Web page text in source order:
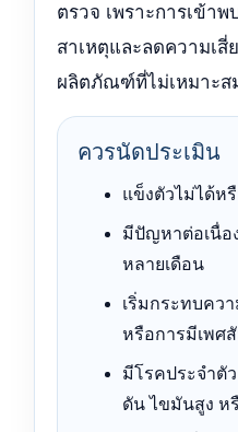
ตรวจ เพราะการเข้า
สาเหตุและลดความเสี่
ผลิตภัณฑ์ที่ไม่เหมาะส
ควรนัดประเมิน
แข็งตัวไม่ได้ห
มีปัญหาต่อเนื่อ
หลายเดือน
เริ่มกระทบคว
หรือการมีเพศ
มีโรคประจำตั
ดัน ไขมันสูง ห